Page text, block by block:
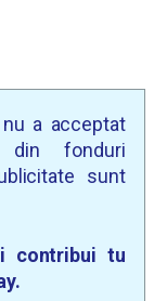
a acceptat
fonduri
sunt
contribui tu